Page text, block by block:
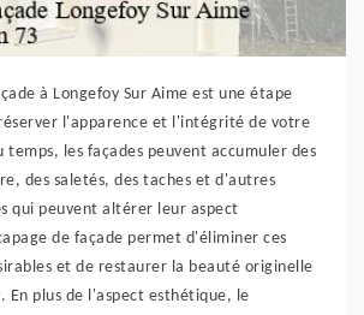
à Longefoy Sur Aime est une étape
l'apparence et l'intégrité de votre
les façades peuvent accumuler des
des saletés, des taches et d'autres
qui peuvent altérer leur aspect
de façade permet d'éliminer ces
et de restaurer la beauté originelle
plus de l'aspect esthétique, le